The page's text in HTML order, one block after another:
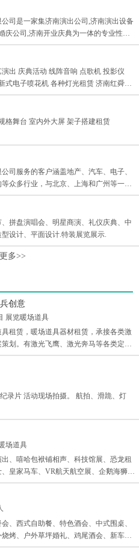
业务。从策划到执行一站式服务,全方位
提供优质的产品和完善的服务。
司是一家集济南演出公司,济南演出设备
庆公司,济南开业庆典为一体的专业性演
严谨的执行、完善的服务理念，让客户
。
出 庆典活动 线阵音响 点歌机 投影仪
典传媒有限公司 期待与您合作 窦经理
格舞台 室内外大屏 架子搭建租赁
司服务的客户涵盖地产、汽车、电子、
众多行业，与北京、上海和广州等一线
司建立有战略合作关系。公司深耕华北
辐射河北、江苏、山西等周边省份,专注
等各类活动的策划执行;整合地区优质行
力和严谨的管理理念为客户提供专业服
拼盘演唱会、明星商演、礼仪庆典、中
设计、平面设计.特装展览展示.
多>>
创意
展览暖场道具
租赁，暖场道具器材租赁，承接各类激
划。有激光飞鹰、激光奔马等各类定制
体激光、楼体激光
录片 活动现场拍摄。 航拍、滑跪、灯
场道具
、嘻哈包袱铺相声、科技馆展、恐龙租
皇家马车、VR航天航空展、企鹅海狮
交响乐、各类音乐剧，各类演出资源～
、西式自助餐、特色酒会、中式围桌、
烤、户外草坪婚礼、鸡尾酒会、新车发
、及生日派队、同学会、发布会、房